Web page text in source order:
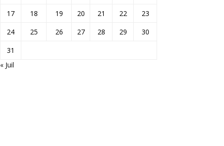
17
18 19 20 21 22
23
24
25 26 27 28 29
30
31
« Juil